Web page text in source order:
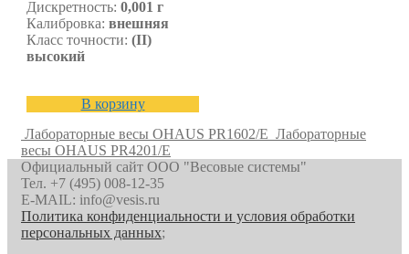
Дискретность: 0,001 г
Калибровка: внешняя
Класс точности: (II)
высокий
В корзину
Лабораторные весы OHAUS PR1602/E Лабораторные
весы OHAUS PR4201/E
Официальный сайт ООО "Весовые системы"
Тел. +7 (495) 008-12-35
E-MAIL: info@vesis.ru
Политика конфиденциальности и условия обработки
персональных данных;